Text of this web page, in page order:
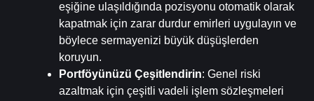
eşiğine ulaşıldığında pozisyonu otomatik olarak
kapatmak için zarar durdur emirleri uygulayın ve
böylece sermayenizi büyük düşüşlerden
koruyun.
Portföyünüzü Çeşitlendirin: Genel riski
azaltmak için çeşitli vadeli işlem sözleşmeleri